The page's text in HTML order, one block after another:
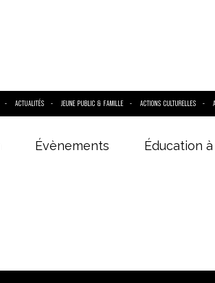
ACTUALITÉS JEUNE PUBLIC & FAMILLE ACTIONS CULTURELLES
Évènements Éducation